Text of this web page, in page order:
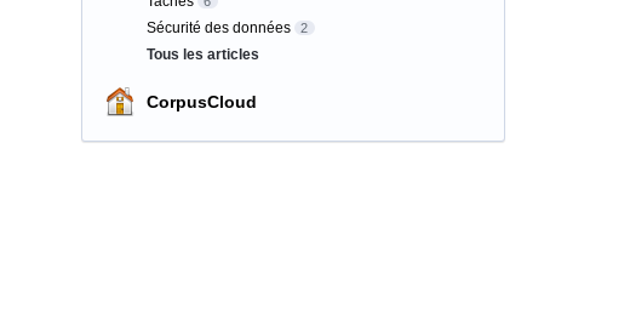
Sécurité des données 2
Tous les articles
CorpusCloud